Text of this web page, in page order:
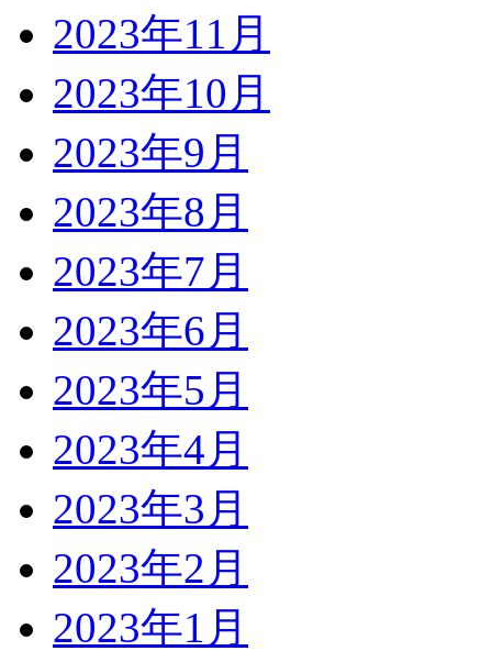
2023年11月
2023年10月
2023年9月
2023年8月
2023年7月
2023年6月
2023年5月
2023年4月
2023年3月
2023年2月
2023年1月